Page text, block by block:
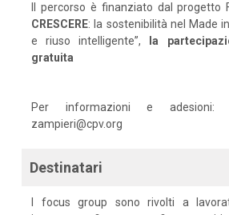
Il percorso è finanziato dal progetto
CRESCERE: la sostenibilità nel Made
e riuso intelligente”,
la
gratuita
Per informazioni e adesioni:
zampieri@cpv.org
Destinatari
I focus group sono rivolti a